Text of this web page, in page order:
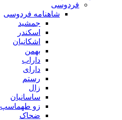
فردوسی
شاهنامه فردوسی
جمشید
اسکندر
اشکانیان
بهمن
داراب
دارای
رستم
زال
ساسانیان
زو طهماسپ‏
ضحاک